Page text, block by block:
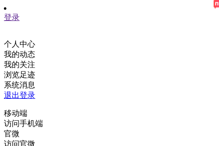
登录
个人中心
我的动态
我的关注
浏览足迹
系统消息
退出登录
移动端
访问手机端
官微
访问官微